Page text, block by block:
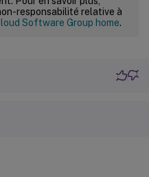
responsabilité relative à
Software Group home.